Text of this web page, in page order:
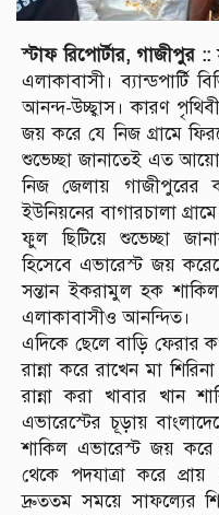
স্টাফ রিপোর্টার, গাজীপুর ::
এলাকাবাসী। ব্যান্ডপার্টি
আনন্দ-উচ্ছ্বাস। কারণ
জয় করে যে নিজ গ্রামে
শুভেচ্ছা জানাতেই এত
নিজ জেলায় গাজীপুরের
ইউনিয়নের বাগারচালা
ফুল ছিটিয়ে শুভেচ্ছা
হিসেবে এভারেস্ট জয়
সন্তান ইকরামুল হক
এলাকাবাসীও আনন্দিত।
এদিকে ছেলে বাড়ি ফেরার
রান্না করে রাখেন মা
রান্না করা খাবার খান
এভারেস্টের চূড়ায়
শাকিল এভারেস্ট জয়
থেকে পদযাত্রা করে
দ্রুততম সময়ে সাফল্যের